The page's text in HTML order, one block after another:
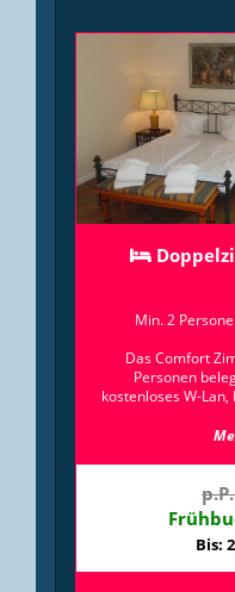
Min. 2
Das Comfort
Personen
kostenloses W-
Bis: